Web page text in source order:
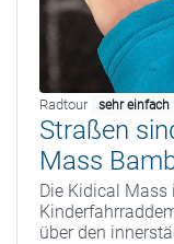
Radtour sehr einfach
Straßen
Mass
Die Kidical Mass
über den